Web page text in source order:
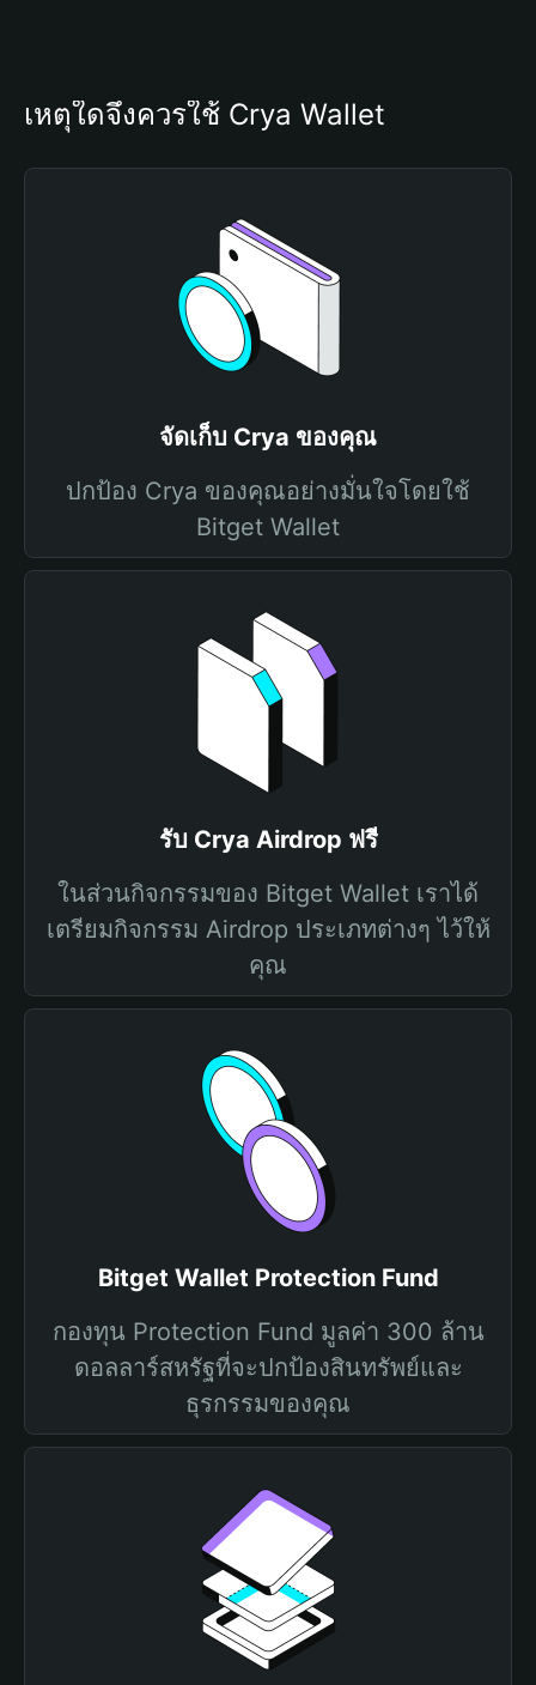
เหตุใดจึงควรใช้ Crya Wallet
จัดเก็บ Crya ของคุณ
ปกป้อง Crya ของคุณอย่างมั่นใจโดยใช้
Bitget Wallet
รับ Crya Airdrop ฟรี
ในส่วนกิจกรรมของ Bitget Wallet เราได้
เตรียมกิจกรรม Airdrop ประเภทต่างๆ ไว้ให้
คุณ
Bitget Wallet Protection Fund
กองทุน Protection Fund มูลค่า 300 ล้าน
ดอลลาร์สหรัฐที่จะปกป้องสินทรัพย์และ
ธุรกรรมของคุณ